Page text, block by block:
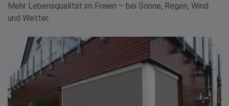
Mehr Lebensqualität im Freien – bei Sonne, Regen, Wind
und Wetter.